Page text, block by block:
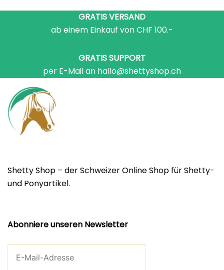
GRATIS VERSAND
ab einem Einkauf von CHF 100.-
GRATIS SUPPORT
per E-Mail an hallo@shettyshop.ch
Shetty Shop – der Schweizer Online Shop für Shetty-
und Ponyartikel.
Abonniere unseren Newsletter